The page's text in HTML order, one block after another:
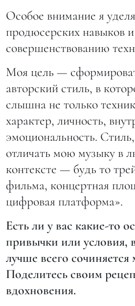
Особое внимание я
продюсерских навыков и
совершенствованию
Моя цель —
авторский стиль, в
слышна не только
характер, личность,
эмоциональность.
отличать мою музыку в
контексте — будь то
фильма, концертная
цифровая платформа».
Есть ли у вас какие-то
привычки или условия,
лучше всего сочиняется
Поделитесь своим
вдохновения.